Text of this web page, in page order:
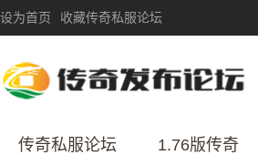
设为首页 收藏传奇私服论坛
传奇私服论坛 1.76版传奇